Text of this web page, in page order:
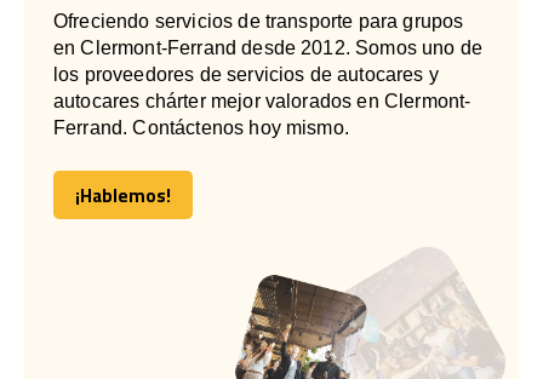
Ofreciendo servicios de transporte para grupos
en Clermont-Ferrand desde 2012. Somos uno de
los proveedores de servicios de autocares y
autocares chárter mejor valorados en Clermont-
Ferrand. Contáctenos hoy mismo.
¡Hablemos!
¡Hablemos!